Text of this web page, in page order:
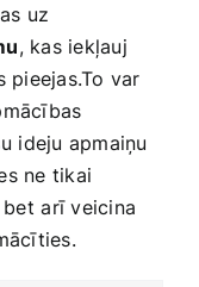
uz
, kas ​iekļauj
pieejas.To ‍var⁤
ideju apmaiņu
ne​ tikai
⁤arī‌ veicina